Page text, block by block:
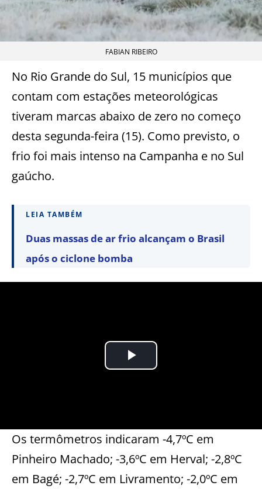
FABIAN RIBEIRO
No Rio Grande do Sul, 15 municípios que
contam com estações meteorológicas
tiveram marcas abaixo de zero no começo
desta segunda-feira (15). Como previsto, o
frio foi mais intenso na Campanha e no Sul
gaúcho.
LEIA TAMBÉM
Duas massas de ar frio alcançam o Brasil
após o ciclone bomba
Os termômetros indicaram -4,7ºC em
Pinheiro Machado; -3,6ºC em Herval; -2,8ºC
em Bagé; -2,7ºC em Livramento; -2,0ºC em